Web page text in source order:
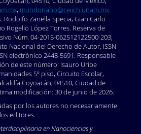
servlet/articulo?
Expertise, regulatory
of technology and risk:
issue. Minerva, 55: 139-
s11024-017-9325-1
s11024-017-9325-1
Experts and the regulation
an ecological perspective on
Eyal, G. y Medvetz, T., The
expertise and democratic
, mundonano@ceiich.unam.mx.
Rodolfo Zanella Specia, Gian Carlo
Rogelio López Torres. Reserva de
Núm. 04-2015-062512122500-203,
Nacional del Derecho de Autor, ISSN
electrónico 2448-5691. Responsable
de este número: Isauro Uribe
5º piso, Circuito Escolar,
Coyoacán, 04510, Ciudad de
modificación: 30 de junio de 2026.
por los autores no necesariamente
editores.
en Nanociencias y